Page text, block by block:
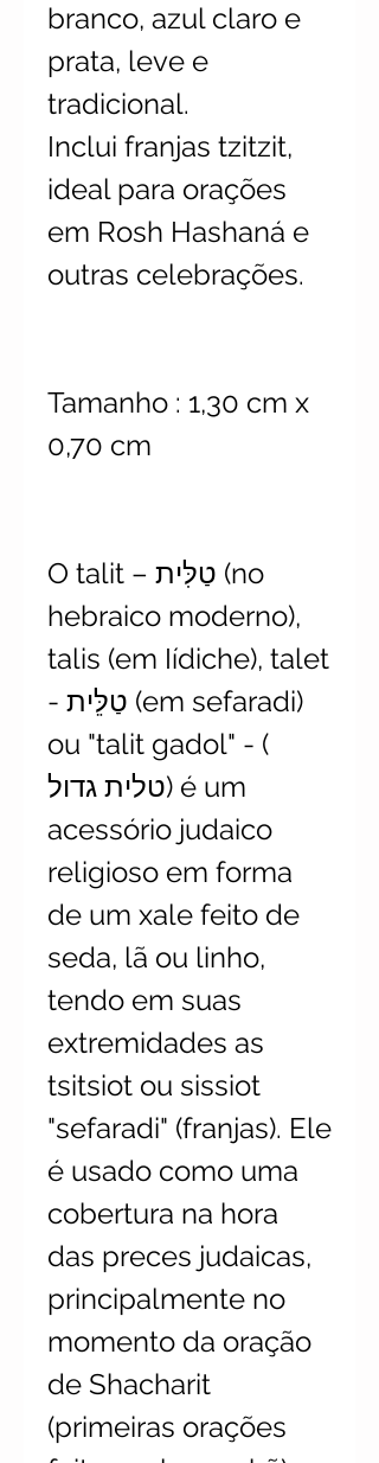
branco, azul claro e
prata, leve e
tradicional.
Inclui franjas tzitzit,
ideal para orações
em Rosh Hashaná e
outras celebrações.
Tamanho : 1,30 cm x
0,70 cm
O talit – טַלִּית (no
hebraico moderno),
talis (em Iídiche), talet
- טַלֵּית (em sefaradi)
ou "talit gadol" - (
טלית גדול) é um
acessório judaico
religioso em forma
de um xale feito de
seda, lã ou linho,
tendo em suas
extremidades as
tsitsiot ou sissiot
"sefaradi" (franjas). Ele
é usado como uma
cobertura na hora
das preces judaicas,
principalmente no
momento da oração
de Shacharit
(primeiras orações